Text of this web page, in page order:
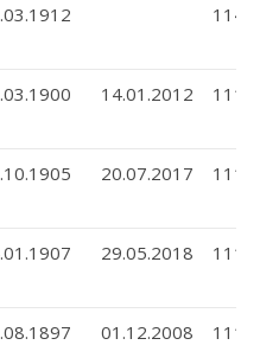
114
14.01.2012 111
20.07.2017 111
29.05.2018 111
01.12.2008 111